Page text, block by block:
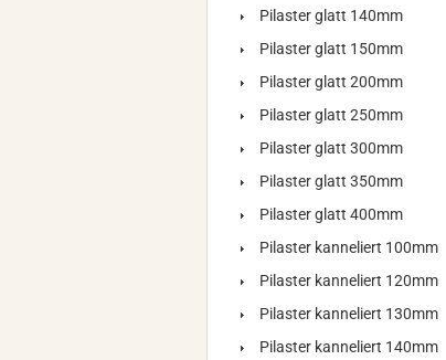
Pilaster glatt 140mm
Pilaster glatt 150mm
Pilaster glatt 200mm
Pilaster glatt 250mm
Pilaster glatt 300mm
Pilaster glatt 350mm
Pilaster glatt 400mm
Pilaster kanneliert 100mm
Pilaster kanneliert 120mm
Pilaster kanneliert 130mm
Pilaster kanneliert 140mm